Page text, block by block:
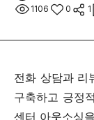
1106 0 1
전화 상담과 리
구축하고 긍정
센터 아웃소싱